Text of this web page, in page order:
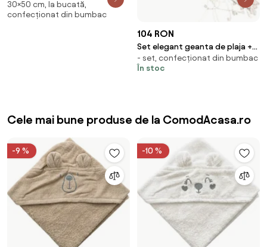
30x50 cm albastru, 100%
bumbac
30×50 cm, la bucată,
confecționat din bumbac
104 RON
Set elegant geanta de plaja +
prosop HAMAM 75 x 150 cm,
turcoaz
- set, confecționat din bumbac
În stoc
Cele mai bune produse de la ComodAcasa.ro
-9 % -10 %